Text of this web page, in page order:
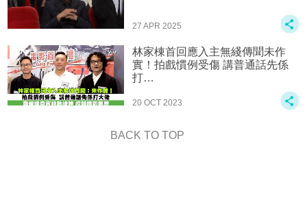
27 APR 2025
林家棟首回應入主無綫傳聞未作
實！‍️拍戲慣例受傷 講普通話先係
打…
20 OCT 2023
BACK TO TOP